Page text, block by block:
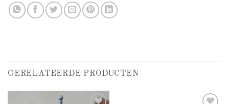
GERELATEERDE PRODUCTEN